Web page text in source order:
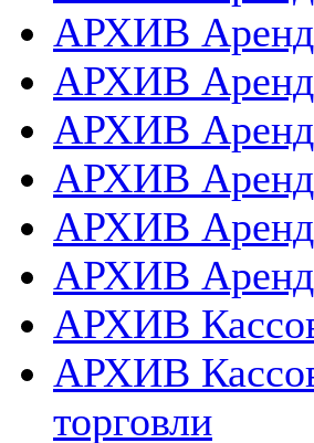
АРХИВ
АРХИВ
АРХИВ
АРХИВ
АРХИВ
АРХИВ
АРХИВ
АРХИВ
торговли